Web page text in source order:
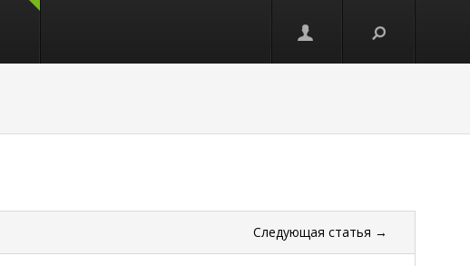
Следующая статья →